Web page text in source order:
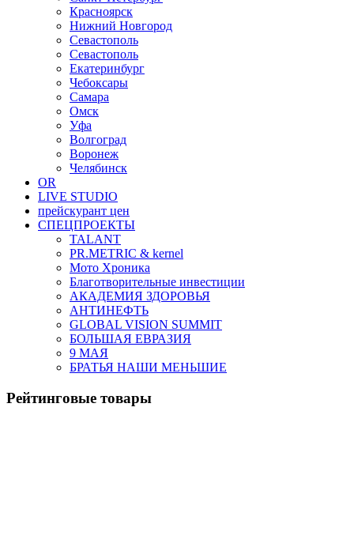
Красноярск
Нижний Новгород
Севастополь
Севастополь
Екатеринбург
Чебоксары
Самара
Омск
Уфа
Волгоград
Воронеж
Челябинск
OR
LIVE STUDIO
прейскурант цен
СПЕЦПРОЕКТЫ
TALANT
PR.METRIC & kernel
Мото Хроника
Благотворительные инвестиции
АКАДЕМИЯ ЗДОРОВЬЯ
АНТИНЕФТЬ
GLOBAL VISION SUMMIT
БОЛЬШАЯ ЕВРАЗИЯ
9 МАЯ
БРАТЬЯ НАШИ МЕНЬШИЕ
Рейтинговые товары